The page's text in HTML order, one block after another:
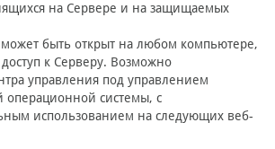
на Сервере и на защищаемых
быть открыт на любом компьютере,
к Серверу. Возможно
управления под управлением
операционной системы, с
использованием на следующих веб-